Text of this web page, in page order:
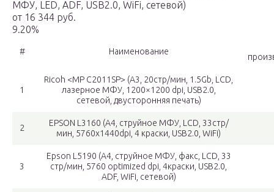
МФУ, LED, ADF, USB2.0, WiFi, сетевой)
от 16 344 руб.
9.20%
# Наименование
1
Ricoh <MP C2011SP> (A3, 20стр/мин, 1.5Gb, LCD,
лазерное МФУ, 1200×1200 dpi, USB2.0,
cетевой, двусторонняя печать)
2
EPSON L3160 (A4, струйное МФУ, LCD, 33стр/
мин, 5760x1440dpi, 4 краски, USB2.0, WiFi)
3
Epson L5190 (A4, струйное МФУ, факс, LCD, 33
стр/мин, 5760 optimized dpi, 4краски, USB2.0,
ADF, WiFi, сетевой)